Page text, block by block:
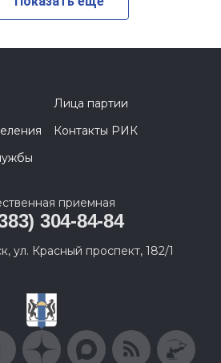
Лица партии
Контакты РИК
приемная
304-84-84
ул. Красный проспект, 182/1